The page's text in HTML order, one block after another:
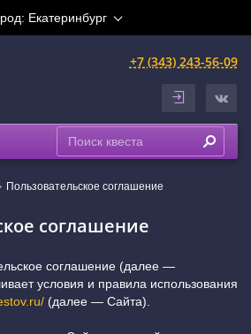
Екатеринбург
+7 (343) 243-56-09
Пользовательское соглашение
соглашение
соглашение (далее —
условия и правила использования
(далее — Сайта).